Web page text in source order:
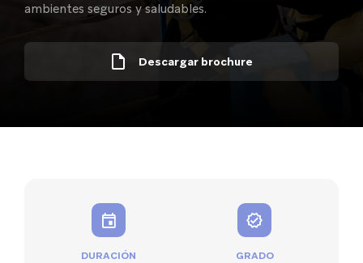
ambientes seguros y saludables.
Descargar brochure
DURACIÓN GRADO